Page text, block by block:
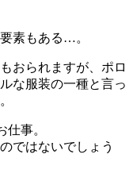
素もある…。
おられますが、ポロ
な服装の一種と言っ
事。
ではないでしょう